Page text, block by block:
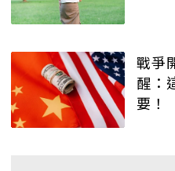
戰爭
醒：
要！